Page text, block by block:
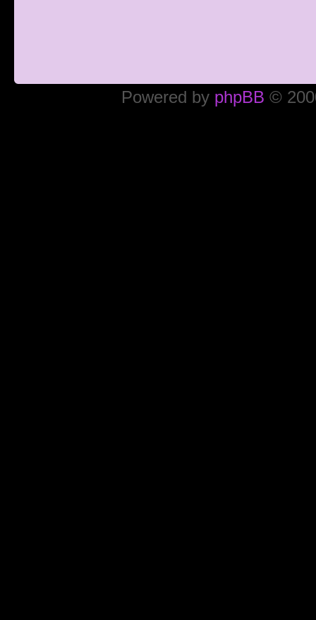
Powered by phpBB ©